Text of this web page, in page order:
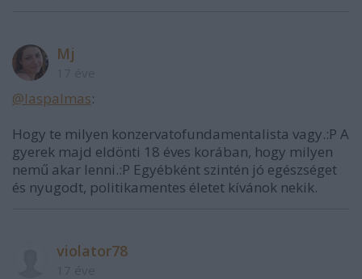
Mj
@laspalmas:
Hogy te milyen konzervatofundamentalista vagy.:P A
gyerek majd eldönti 18 éves korában, hogy milyen
nemű akar lenni.:P Egyébként szintén jó egészséget
és nyugodt, politikamentes életet kívánok nekik.
violator78